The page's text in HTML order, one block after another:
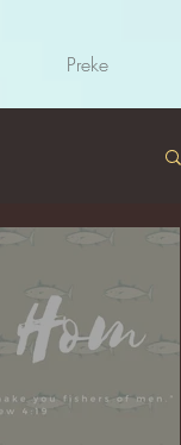
Preke